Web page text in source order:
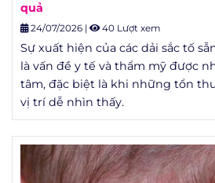
quả
24/07/2026 | 40 Lượt xem
Sự xuất hiện của các dải sắc tố
là vấn đề y tế và thẩm mỹ được
tâm, đặc biệt là khi những tổn
vị trí dễ nhìn thấy.